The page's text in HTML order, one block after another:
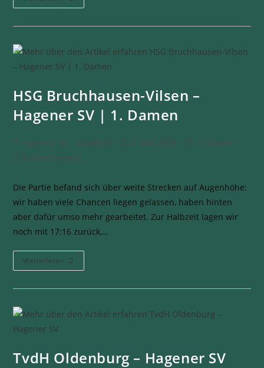
HSG Bruchhausen-Vilsen –
Hagener SV | 1. Damen
Hagener SV - Handball 4. Mai 2026
1. Damen
0 Kommentare
Die Partie befand sich über weite Strecken auf Augenhöhe:
wir haben viele Chancen liegen gelassen, haben hinten
aber dafür umso mehr gearbeitet. Zur Halbzeit lagen wir
noch mit 17:16 zurück,…
Weiterlesen
TvdH Oldenburg – Hagener SV